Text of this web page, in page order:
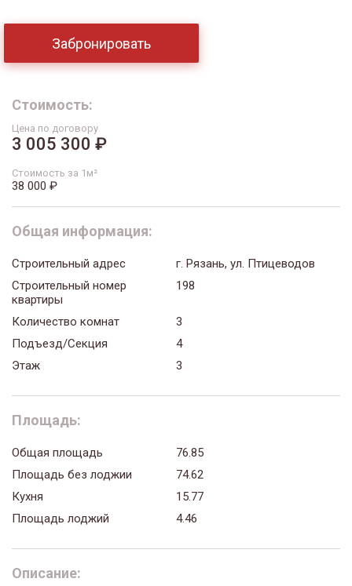
Забронировать
Стоимость:
Цена по договору
3 005 300 ₽
Стоимость за 1м²
38 000 ₽
Общая информация:
Строительный адрес
г. Рязань, ул. Птицеводов
Строительный номер
квартиры
198
Количество комнат
3
Подъезд/Секция
4
Этаж
3
Площадь:
Общая площадь
76.85
Площадь без лоджии
74.62
Кухня
15.77
Площадь лоджий
4.46
Описание: